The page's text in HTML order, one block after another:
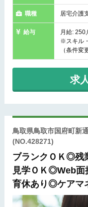
職種 居宅介護
給与
月給:
※スキル
（条件変
求
鳥取県鳥取市国府町新
(NO.428271)
ブランクＯＫ◎
見学ＯＫ◎Web
育休あり◎ケアマ